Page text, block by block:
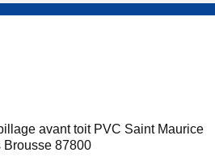
avant toit PVC Saint Maurice
Brousse 87800